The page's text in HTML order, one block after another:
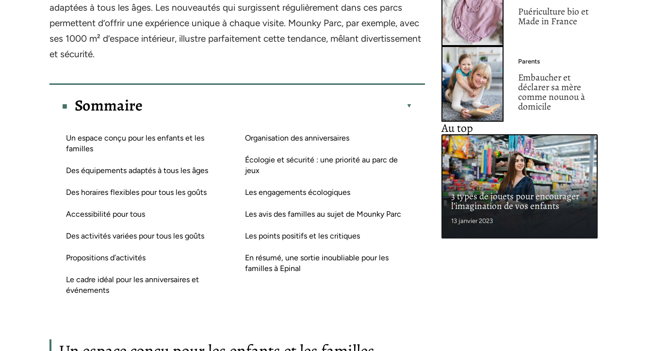
adaptées à tous les âges. Les nouveautés qui surgissent régulièrement dans ces parcs
permettent d’offrir une expérience unique à chaque visite. Mounky Parc, par exemple, avec
ses 1000 m² d’espace intérieur, illustre parfaitement cette tendance, mêlant divertissement
et sécurité.
Sommaire
Un espace conçu pour les enfants et les
familles
Des équipements adaptés à tous les âges
Des horaires flexibles pour tous les goûts
Accessibilité pour tous
Des activités variées pour tous les goûts
Propositions d’activités
Le cadre idéal pour les anniversaires et
événements
Organisation des anniversaires
Écologie et sécurité : une priorité au parc de
jeux
Les engagements écologiques
Les avis des familles au sujet de Mounky Parc
Les points positifs et les critiques
En résumé, une sortie inoubliable pour les
familles à Epinal
Puériculture bio et
Made in France
Parents
Embaucher et
déclarer sa mère
comme nounou à
domicile
Au top
3 types de jouets pour encourager
l’imagination de vos enfants
13 janvier 2023